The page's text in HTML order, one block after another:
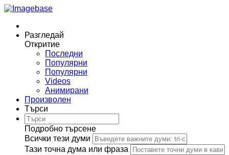
Разгледай
Откритие
Последни
Популярни
Популярни
Videos
Анимирани
Произволен
Търси
Подробно търсене
Всички тези думи
Тази точна дума или фраза